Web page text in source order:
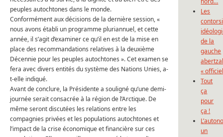
peuples autochtones dans le monde.
Conformément aux décisions de la dernière session, «
nous avons établi un programme pluriannuel, et cette
année, il s’agit d’examiner ce qu’il en est de la mise en
place des recommandations relatives à la deuxième
Décennie pour les peuples autochtones ».Cet examen se
fera avec divers entités du système des Nations Unies, a-
t-elle indiqué.
Avant de conclure, la Présidente a souligné qu’une demi-
journée serait consacrée à la région de l’Arctique. De
même seront discutées les relations entre les
compagnies privées et les populations autochtones et
l’impact de la crise économique et financière sur ces
Les
de la
gauche
«
Tout
ça
pour
ça !
un